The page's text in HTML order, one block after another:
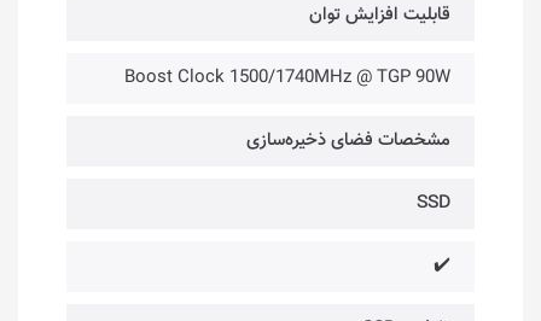
قابلیت افزایش توان
Boost Clock 1500/1740MHz @ TGP 90W
مشخصات فضای ذخیره‌سازی
SSD
✔️